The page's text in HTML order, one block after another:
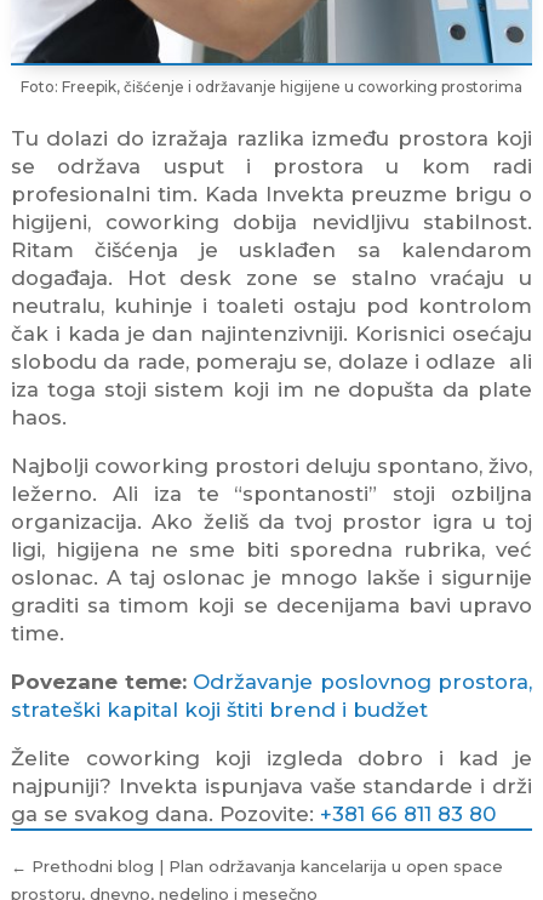
Foto: Freepik, čišćenje i održavanje higijene u coworking prostorima
Tu dolazi do izražaja razlika između prostora koji
se održava usput i prostora u kom radi
profesionalni tim. Kada Invekta preuzme brigu o
higijeni, coworking dobija nevidljivu stabilnost.
Ritam čišćenja je usklađen sa kalendarom
događaja. Hot desk zone se stalno vraćaju u
neutralu, kuhinje i toaleti ostaju pod kontrolom
čak i kada je dan najintenzivniji. Korisnici osećaju
slobodu da rade, pomeraju se, dolaze i odlaze ali
iza toga stoji sistem koji im ne dopušta da plate
haos.
Najbolji coworking prostori deluju spontano, živo,
ležerno. Ali iza te “spontanosti” stoji ozbiljna
organizacija. Ako želiš da tvoj prostor igra u toj
ligi, higijena ne sme biti sporedna rubrika, već
oslonac. A taj oslonac je mnogo lakše i sigurnije
graditi sa timom koji se decenijama bavi upravo
time.
Povezane teme: Održavanje poslovnog prostora,
strateški kapital koji štiti brend i budžet
Želite coworking koji izgleda dobro i kad je
najpuniji? Invekta ispunjava vaše standarde i drži
ga se svakog dana. Pozovite: +381 66 811 83 80
članka
← Prethodni blog | Plan održavanja kancelarija u open space
prostoru, dnevno, nedeljno i mesečno